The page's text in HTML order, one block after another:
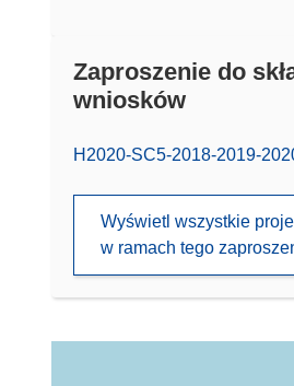
Zaproszenie do
wniosków
(odnośnik otworzy się w
H2020-SC5-2018-2019-
Wyświetl wszystkie
w ramach tego